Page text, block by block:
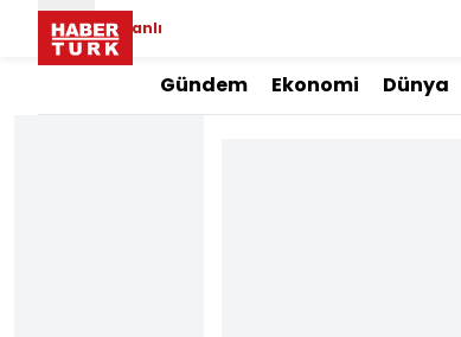
Canlı
Gündem Ekonomi Dünya